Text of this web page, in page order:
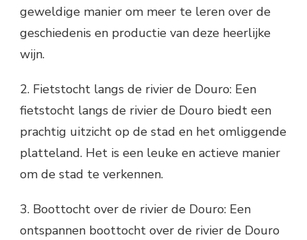
geweldige manier om meer te leren over de
geschiedenis en productie van deze heerlijke
wijn.
2. Fietstocht langs de rivier de Douro: Een
fietstocht langs de rivier de Douro biedt een
prachtig uitzicht op de stad en het omliggende
platteland. Het is een leuke en actieve manier
om de stad te verkennen.
3. Boottocht over de rivier de Douro: Een
ontspannen boottocht over de rivier de Douro